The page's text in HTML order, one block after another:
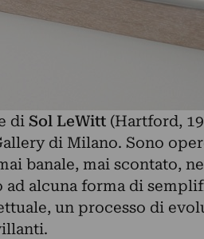
di Sol LeWitt (Hartford,
di Milano. Sono
banale, mai scontato,
alcuna forma di
un processo di